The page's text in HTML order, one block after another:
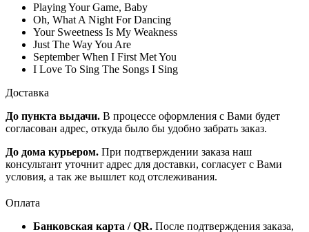
Playing Your Game, Baby
Oh, What A Night For Dancing
Your Sweetness Is My Weakness
Just The Way You Are
September When I First Met You
I Love To Sing The Songs I Sing
Доставка
До пункта выдачи. В процессе оформления с Вами будет
согласован адрес, откуда было бы удобно забрать заказ.
До дома курьером. При подтверждении заказа наш
консультант уточнит адрес для доставки, согласует с Вами
условия, а так же вышлет код отслеживания.
Оплата
Банковская карта / QR. После подтверждения заказа,